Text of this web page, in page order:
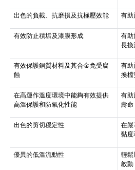
出色的負載、抗磨損及抗極壓效能 有助
有效防止積垢及漆膜形成
有
長換
有效保護銅質材料及其合金免受腐
蝕
有
換
在高運作溫度環境中能夠有效提供
高溫保護和防氧化性能
有
壽命
出色的剪切穩定性
在
黏
優異的低溫流動性
輕
啟動